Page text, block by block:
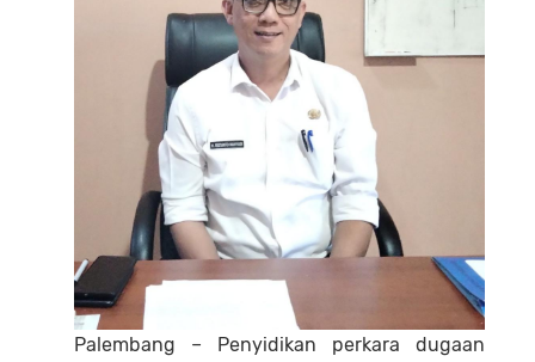
Palembang – Penyidikan perkara dugaan